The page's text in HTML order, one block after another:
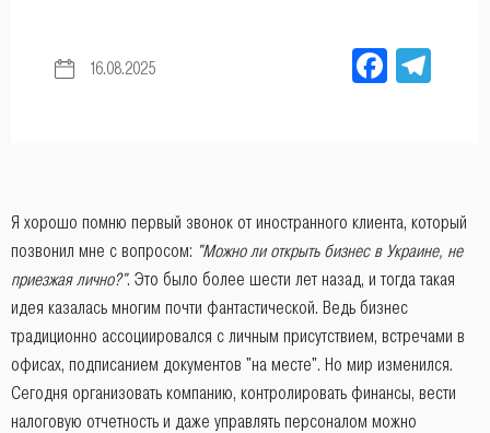
16.08.2025
Я хорошо помню первый звонок от иностранного клиента, который
позвонил мне с вопросом: "Можно ли открыть бизнес в Украине, не
приезжая лично?". Это было более шести лет назад, и тогда такая
идея казалась многим почти фантастической. Ведь бизнес
традиционно ассоциировался с личным присутствием, встречами в
офисах, подписанием документов "на месте". Но мир изменился.
Сегодня организовать компанию, контролировать финансы, вести
налоговую отчетность и даже управлять персоналом можно